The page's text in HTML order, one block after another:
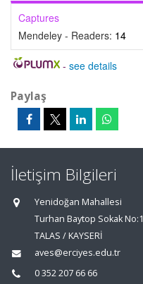
Captures
Mendeley - Readers: 14
- see details
Paylaş
İletişim Bilgileri
Yenidoğan Mahallesi
Turhan Baytop Sokak
TALAS / KAYSERİ
aves@erciyes.edu.tr
0 352 207 66 66